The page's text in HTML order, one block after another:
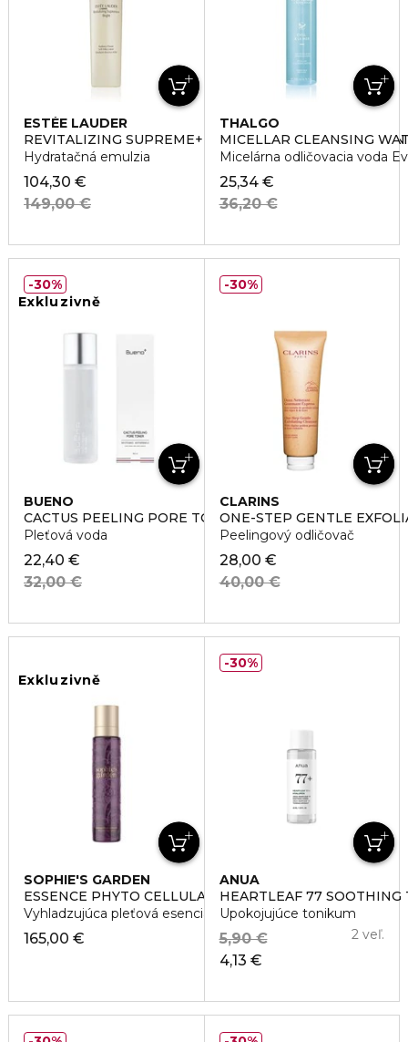
ESTÉE LAUDER
REVITALIZING SUPREME+ BRIGHT SOFT MILKY
Hydratačná emulzia
104,30 €
149,00 €
THALGO
MICELLAR CLEANSING
Micelárna odličovacia voda
25,34 €
36,20 €
Exkluzivně
BUENO
CACTUS PEELING PORE TONER
Pleťová voda
22,40 €
32,00 €
30%
CLARINS
ONE-STEP GENTLE
Peelingový odličovač
28,00 €
40,00 €
30%
Exkluzivně
SOPHIE'S GARDEN
ESSENCE PHYTO CELLULAIRE
Vyhladzujúca pleťová esencia
165,00 €
ANUA
HEARTLEAF 77 SOOTHING
Upokojujúce tonikum
4,13 €
5,90 € 2 veľ.
30%